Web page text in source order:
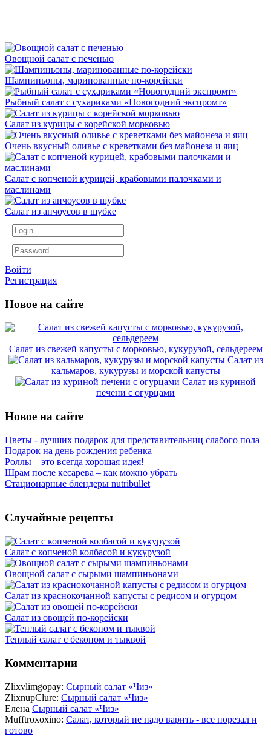
Овощной салат с печенью
Шампиньоны, маринованные по-корейски
Рыбный салат с сухариками «Новогодний экспромт»
Салат из курицы с корейской морковью
Очень вкусный оливье с креветками без майонеза и яиц
Салат с копченой курицей, крабовыми палочками и
маслинами
Салат из анчоусов в шубке
Войти
Регистрация
Новое на сайте
Салат из свежей капусты с морковью, кукурузой, сельдереем
Салат из
кальмаров, кукурузы и морской капусты
Салат из куриной
печени с огурцами
Новое на сайте
Цветы - лучших подарок для представительниц слабого пола
Подарок на день рождения ребенка
Роллы – это всегда хорошая идея!
Шрам после кесарева – как можно убрать
Стационарные блендеры nutribullet
Случайные рецепты
Салат с копченой колбасой и кукурузой
Овощной салат с сырыми шампиньонами
Салат из краснокочанной капусты с редисом и огурцом
Салат из овощей по-корейски
Теплый салат с беконом и тыквой
Комментарии
Zlixvlimgopay: Сырный салат «Чиз»
ZlixnupClure: Сырный салат «Чиз»
Елена Сырный салат «Чиз»
Mufftroxoxino: Салат, который не надо варить - все порезал и
готово